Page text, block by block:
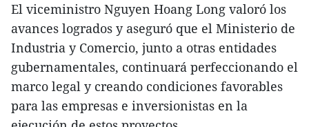
El viceministro Nguyen Hoang Long valoró los
avances logrados y aseguró que el Ministerio de
Industria y Comercio, junto a otras entidades
gubernamentales, continuará perfeccionando el
marco legal y creando condiciones favorables
para las empresas e inversionistas en la